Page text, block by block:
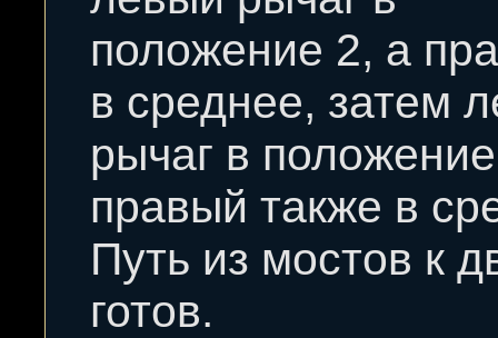
положение 2, а
в среднее, затем
рычаг в
правый также в
Путь из мостов к
готов.